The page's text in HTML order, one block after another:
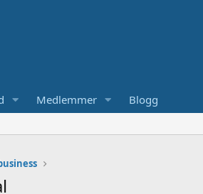
Medlemmer Blogg